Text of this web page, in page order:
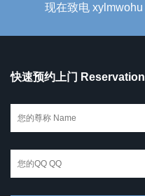
现在致电
快速预约上门 Reservation